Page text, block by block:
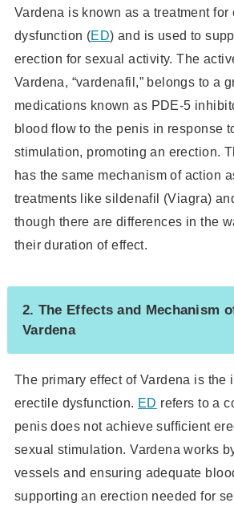
Vardena is known as a treatment for
dysfunction (ED) and is used to
erection for sexual activity. The
Vardena, “vardenafil,” belongs to a
medications known as PDE-5
blood flow to the penis in response
stimulation, promoting an erection.
has the same mechanism of action
treatments like sildenafil (Viagra)
though there are differences in the
their duration of effect.
2. The Effects and Mechanism
Vardena
The primary effect of Vardena is the
erectile dysfunction. ED refers to a
penis does not achieve sufficient
sexual stimulation. Vardena works
vessels and ensuring adequate
supporting an erection needed for